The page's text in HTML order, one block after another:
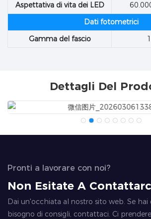
Aspettativa di vita dei LED
Dati fotometrici
Gamma del fascio
Dettagli Del
Pronti a lavorare con noi?
Non Esitate A
Dai un'occhiata al nostro sito web. Se
bisogno di consigli, contattaci. Ci